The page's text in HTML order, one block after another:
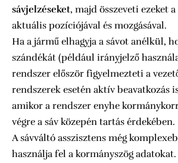
sávjelzéseket, majd összeveti ezeket
aktuális pozíciójával és mozgásával.
Ha a jármű elhagyja a sávot anélkül,
szándékát (például irányjelző
rendszer először figyelmezteti a
rendszerek esetén aktív beavatkozás
amikor a rendszer enyhe
végre a sáv közepén tartás érdekében.
A sávváltó asszisztens még
használja fel a kormányszög